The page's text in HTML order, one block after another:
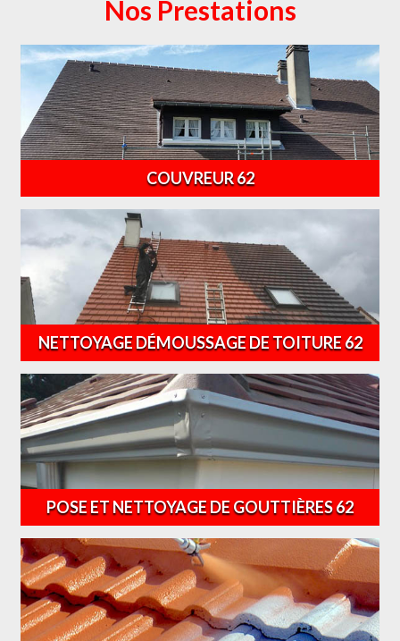
Nos Prestations
COUVREUR 62
NETTOYAGE DÉMOUSSAGE DE TOITURE 62
POSE ET NETTOYAGE DE GOUTTIÈRES 62